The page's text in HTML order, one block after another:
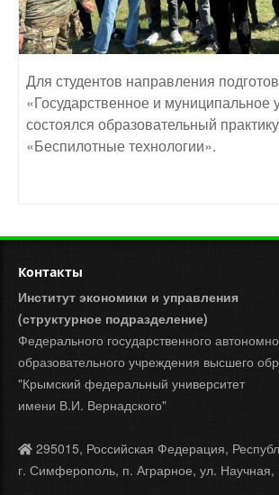
Для студентов направления
«Государственное и муниципальное
состоялся образовательный
«Беспилотные технологии».
Контакты
Институт экономики и управления
(структурное подразделение)
Федерального государственного
образовательного учреждения высшего
"Крымский федеральный университет
имени В.И. Вернадского"
295015, Российская Федерация,
г. Симферополь, п. Аграрное, ул. Научная,